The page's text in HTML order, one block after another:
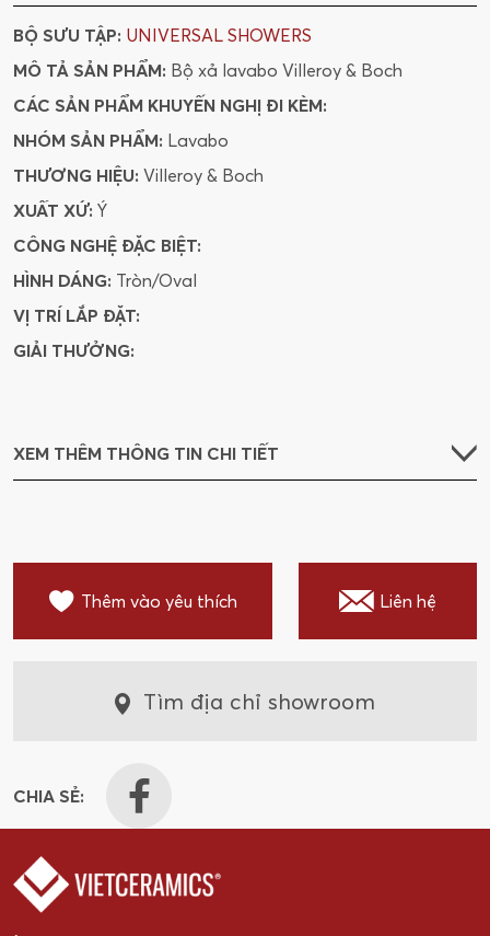
BỘ SƯU TẬP: UNIVERSAL SHOWERS
MÔ TẢ SẢN PHẨM: Bộ xả lavabo Villeroy & Boch
CÁC SẢN PHẨM KHUYẾN NGHỊ ĐI KÈM:
NHÓM SẢN PHẨM: Lavabo
THƯƠNG HIỆU: Villeroy & Boch
XUẤT XỨ: Ý
CÔNG NGHỆ ĐẶC BIỆT:
HÌNH DÁNG: Tròn/Oval
VỊ TRÍ LẮP ĐẶT:
GIẢI THƯỞNG:
XEM THÊM THÔNG TIN CHI TIẾT
Thêm vào yêu thích Liên hệ
Tìm địa chỉ showroom
CHIA SẺ: